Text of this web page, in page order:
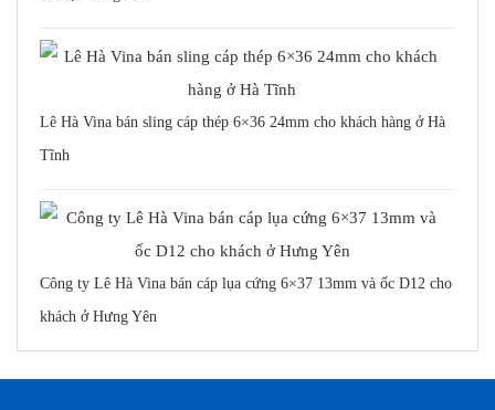
Lê Hà Vina bán sling cáp thép 6×36 24mm cho khách hàng ở Hà
Tĩnh
Công ty Lê Hà Vina bán cáp lụa cứng 6×37 13mm và ốc D12 cho
khách ở Hưng Yên